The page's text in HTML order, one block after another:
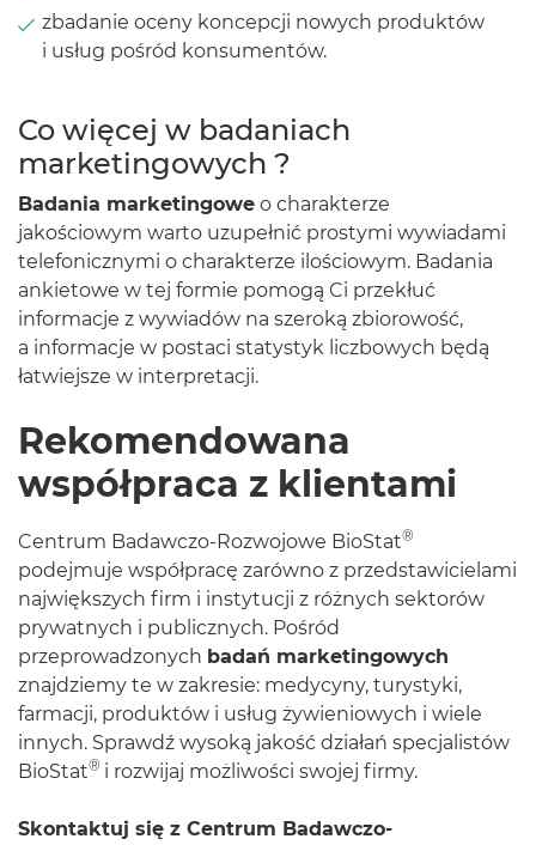
zbadanie oceny koncepcji nowych produktów
i usług pośród konsumentów.
Co więcej w badaniach
marketingowych ?
Badania marketingowe o charakterze
jakościowym warto uzupełnić prostymi wywiadami
telefonicznymi o charakterze ilościowym. Badania
ankietowe w tej formie pomogą Ci przekłuć
informacje z wywiadów na szeroką zbiorowość,
a informacje w postaci statystyk liczbowych będą
łatwiejsze w interpretacji.
Rekomendowana
współpraca z klientami
Centrum Badawczo-Rozwojowe BioStat®
podejmuje współpracę zarówno z przedstawicielami
największych firm i instytucji z różnych sektorów
prywatnych i publicznych. Pośród
przeprowadzonych badań marketingowych
znajdziemy te w zakresie: medycyny, turystyki,
farmacji, produktów i usług żywieniowych i wiele
innych. Sprawdź wysoką jakość działań specjalistów
BioStat® i rozwijaj możliwości swojej firmy.
Skontaktuj się z Centrum Badawczo-